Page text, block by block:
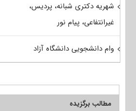
شهریه دکتری شبانه، پردیس،
غیرانتفاعی، پیام نور
وام دانشجویی دانشگاه آزاد
مطالب برگزیده